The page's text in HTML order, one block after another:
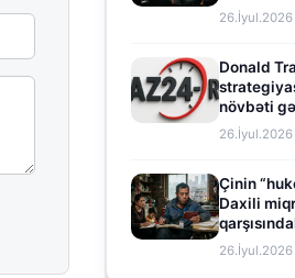
26.İyul.2026
Donald
növbəti
mərhələsi
26.İyul.2026
Çinin
Daxili
sədd
26.İyul.2026